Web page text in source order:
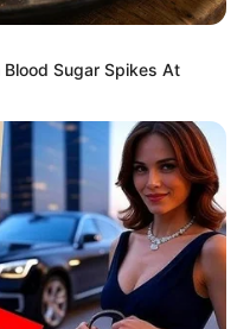
LA SEMAINE !
Sugar Spikes At